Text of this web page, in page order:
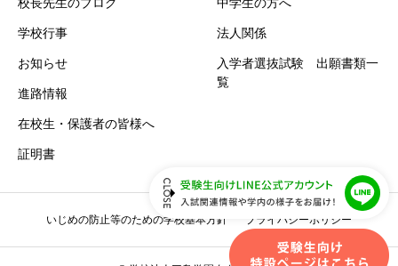
学校行事
お知らせ
進路情報
在校生・保護者の皆様へ
証明書
法人関係
入学者選抜試験 出願書類一
覧
いじめの防止等のための学校基本方針 プライバシーポリシー